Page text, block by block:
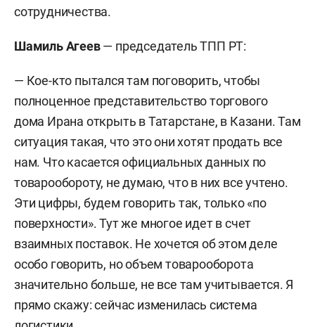
сотрудничества.
Шамиль Агеев— председатель ТПП РТ:
— Кое-кто пытался там поговорить, чтобы
полноценное представительство торгового
дома Ирана открыть в Татарстане, в Казани. Там
ситуация такая, что это они хотят продать все
нам. Что касается официальных данных по
товарообороту, не думаю, что в них все учтено.
Эти цифры, будем говорить так, только «по
поверхности». Тут же многое идет в счет
взаимных поставок. Не хочется об этом деле
особо говорить, но объем товарооборота
значительно больше, не все там учитывается. Я
прямо скажу: сейчас изменилась система